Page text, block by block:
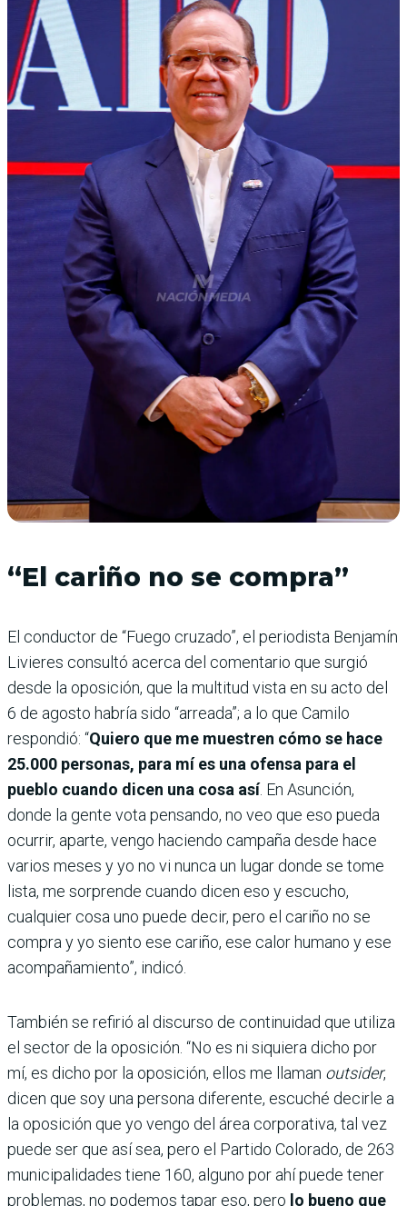
“El cariño no se compra”
El conductor de “Fuego cruzado”, el periodista Benjamín
Livieres consultó acerca del comentario que surgió
desde la oposición, que la multitud vista en su acto del
6 de agosto habría sido “arreada”; a lo que Camilo
respondió: “Quiero que me muestren cómo se hace
25.000 personas, para mí es una ofensa para el
pueblo cuando dicen una cosa así. En Asunción,
donde la gente vota pensando, no veo que eso pueda
ocurrir, aparte, vengo haciendo campaña desde hace
varios meses y yo no vi nunca un lugar donde se tome
lista, me sorprende cuando dicen eso y escucho,
cualquier cosa uno puede decir, pero el cariño no se
compra y yo siento ese cariño, ese calor humano y ese
acompañamiento”, indicó.
También se refirió al discurso de continuidad que utiliza
el sector de la oposición. “No es ni siquiera dicho por
mí, es dicho por la oposición, ellos me llaman outsider,
dicen que soy una persona diferente, escuché decirle a
la oposición que yo vengo del área corporativa, tal vez
puede ser que así sea, pero el Partido Colorado, de 263
municipalidades tiene 160, alguno por ahí puede tener
problemas, no podemos tapar eso, pero lo bueno que